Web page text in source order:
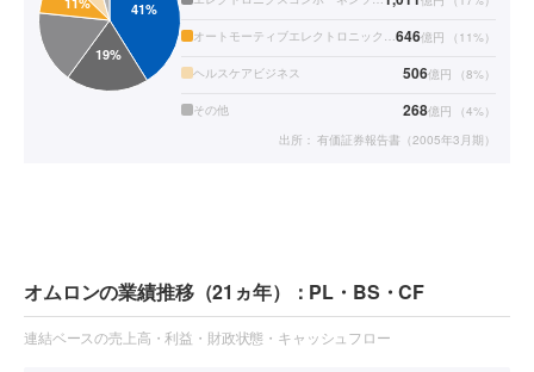
オートモーティブエレクトロニックコンポーネンツビジネス646億円 （ 11%）
ヘルスケアビジネス 506億円 （8%）
その他 268億円 （4%）
出所： 有価証券報告書（2005年3月期）
オムロンの業績推移（21ヵ年）：PL・BS・CF
連結ベースの売上高・利益・財政状態・キャッシュフロー